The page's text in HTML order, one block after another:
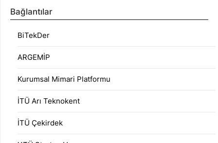
Bağlantılar
BiTekDer
ARGEMİP
Kurumsal Mimari Platformu
İTÜ Arı Teknokent
İTÜ Çekirdek